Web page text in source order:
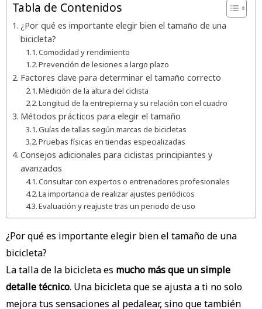
Tabla de Contenidos
¿Por qué es importante elegir bien el tamaño de una
bicicleta?
Comodidad y rendimiento
Prevención de lesiones a largo plazo
Factores clave para determinar el tamaño correcto
Medición de la altura del ciclista
Longitud de la entrepierna y su relación con el cuadro
Métodos prácticos para elegir el tamaño
Guías de tallas según marcas de bicicletas
Pruebas físicas en tiendas especializadas
Consejos adicionales para ciclistas principiantes y
avanzados
Consultar con expertos o entrenadores profesionales
La importancia de realizar ajustes periódicos
Evaluación y reajuste tras un periodo de uso
¿Por qué es importante elegir bien el tamaño de una
bicicleta?
La talla de la bicicleta es mucho más que un simple
detalle técnico. Una bicicleta que se ajusta a ti no solo
mejora tus sensaciones al pedalear, sino que también